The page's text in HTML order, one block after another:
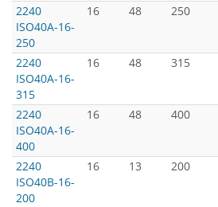
2240
ISO40A-16-
250
16 48 250
2240
ISO40A-16-
315
16 48 315
2240
ISO40A-16-
400
16 48 400
2240
ISO40B-16-
200
16 13 200